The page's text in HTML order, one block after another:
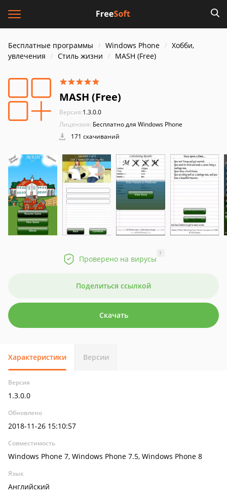
Бесплатные программы Windows Phone
Хобби,
увлечения
Стиль жизни MASH (Free)
MASH (Free)
Версия:1.3.0.0
Лицензия: Бесплатно для Windows Phone
171 скачиваний
Проверено на вирусы
?
Поделиться ссылкой
Скачать
Характеристики Версии
Версия
1.3.0.0
Обновлено
2018-11-26 15:10:57
Совместимость
Windows Phone 7, Windows Phone 7.5, Windows Phone 8
Язык
Английский